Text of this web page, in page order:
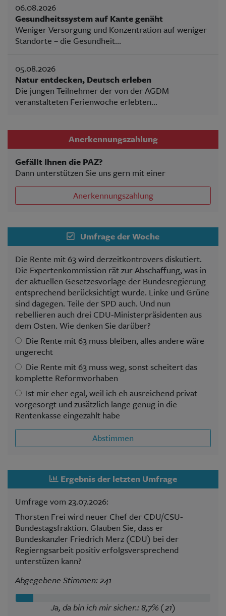
06.08.2026
Gesundheitssystem auf Kante genäht
Weniger Versorgung und Konzentration auf weniger
Standorte – die Gesundheit...
05.08.2026
Natur entdecken, Deutsch erleben
Die jungen Teilnehmer der von der AGDM
veranstalteten Ferienwoche erlebten...
Anerkennungszahlung
Gefällt Ihnen die PAZ?
Dann unterstützen Sie uns gern mit einer
Anerkennungszahlung
Umfrage der Woche
Die Rente mit 63 wird derzeitkontrovers diskutiert.
Die Expertenkommission rät zur Abschaffung, was in
der aktuellen Gesetzesvorlage der Bundesregierung
entsprechend berücksichtigt wurde. Linke und Grüne
sind dagegen. Teile der SPD auch. Und nun
rebellieren auch drei CDU-Ministerpräsidenten aus
dem Osten. Wie denken Sie darüber?
Die Rente mit 63 muss bleiben, alles andere wäre
ungerecht
Die Rente mit 63 muss weg, sonst scheitert das
komplette Reformvorhaben
Ist mir eher egal, weil ich eh ausreichend privat
vorgesorgt und zusätzlich lange genug in die
Rentenkasse eingezahlt habe
Abstimmen
Ergebnis der letzten Umfrage
Umfrage vom 23.07.2026:
Thorsten Frei wird neuer Chef der CDU/CSU-
Bundestagsfraktion. Glauben Sie, dass er
Bundeskanzler Friedrich Merz (CDU) bei der
Regierngsarbeit positiv erfolgsversprechend
unterstüzen kann?
Abgegebene Stimmen: 241
Ja, da bin ich mir sicher.: 8,7% (21)